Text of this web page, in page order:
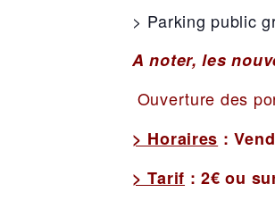
> Parking public
A noter, les
Ouverture des
> Horaires :
> Tarif : 2€ ou